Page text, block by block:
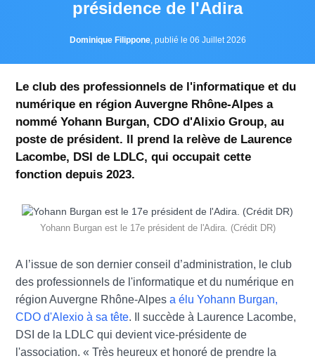
présidence de l'Adira
Dominique Filippone, publié le 06 Juillet 2026
Le club des professionnels de l'informatique et du
numérique en région Auvergne Rhône-Alpes a
nommé Yohann Burgan, CDO d'Alixio Group, au
poste de président. Il prend la relève de Laurence
Lacombe, DSI de LDLC, qui occupait cette
fonction depuis 2023.
Yohann Burgan est le 17e président de l'Adira. (Crédit DR)
A l’issue de son dernier conseil d’administration, le club
des professionnels de l'informatique et du numérique en
région Auvergne Rhône-Alpes a élu Yohann Burgan,
CDO d'Alexio à sa tête. Il succède à Laurence Lacombe,
DSI de la LDLC qui devient vice-présidente de
l'association. « Très heureux et honoré de prendre la